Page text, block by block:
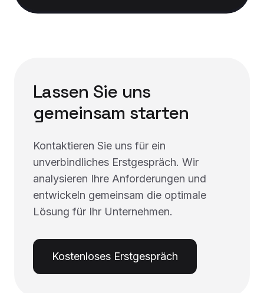
Lassen Sie uns
gemeinsam starten
Kontaktieren Sie uns für ein
unverbindliches Erstgespräch. Wir
analysieren Ihre Anforderungen und
entwickeln gemeinsam die optimale
Lösung für Ihr Unternehmen.
Kostenloses Erstgespräch